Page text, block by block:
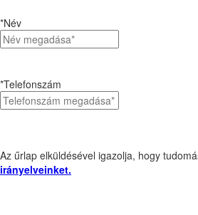
*Név
*Telefonszám
Az űrlap elküldésével igazolja, hogy
irányelveinket.